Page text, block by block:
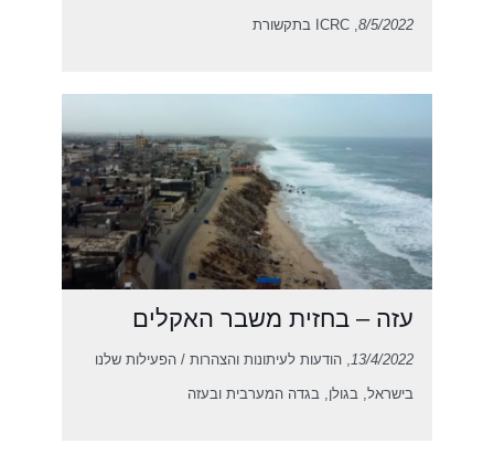
8/5/2022, ICRC בתקשורת
עזה – בחזית משבר האקלים
13/4/2022, הודעות לעיתונות והצהרות / הפעילות שלנו
בישראל, בגולן, בגדה המערבית ובעזה